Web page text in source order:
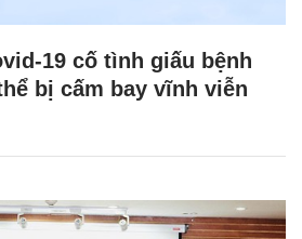
19 cố tình giấu bệnh
bị cấm bay vĩnh viễn